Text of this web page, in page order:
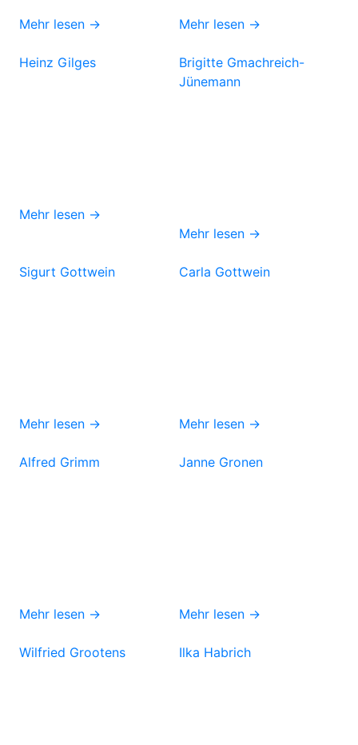
Mehr lesen → Mehr lesen →
Heinz Gilges
Mehr lesen →
Brigitte Gmachreich-
Jünemann
Mehr lesen →
Sigurt Gottwein
Mehr lesen →
Carla Gottwein
Mehr lesen →
Alfred Grimm
Mehr lesen →
Janne Gronen
Mehr lesen →
Wilfried Grootens Ilka Habrich